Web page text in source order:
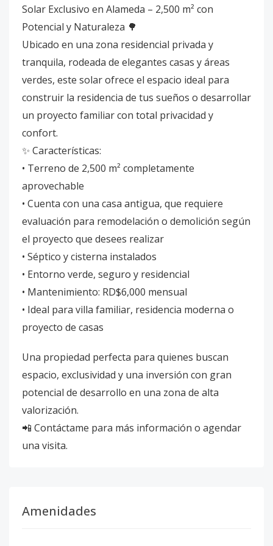
Solar Exclusivo en Alameda – 2,500 m² con
Potencial y Naturaleza 🌳
Ubicado en una zona residencial privada y
tranquila, rodeada de elegantes casas y áreas
verdes, este solar ofrece el espacio ideal para
construir la residencia de tus sueños o desarrollar
un proyecto familiar con total privacidad y
confort.
✨ Características:
• Terreno de 2,500 m² completamente
aprovechable
• Cuenta con una casa antigua, que requiere
evaluación para remodelación o demolición según
el proyecto que desees realizar
• Séptico y cisterna instalados
• Entorno verde, seguro y residencial
• Mantenimiento: RD$6,000 mensual
• Ideal para villa familiar, residencia moderna o
proyecto de casas
Una propiedad perfecta para quienes buscan
espacio, exclusividad y una inversión con gran
potencial de desarrollo en una zona de alta
valorización.
📲 Contáctame para más información o agendar
una visita.
Amenidades